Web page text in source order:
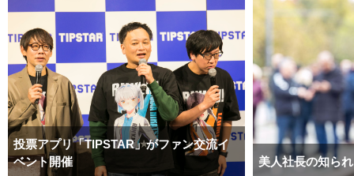
投票アプリ「TIPSTAR」がファン交流イ
ベント開催
美人社長の知ら